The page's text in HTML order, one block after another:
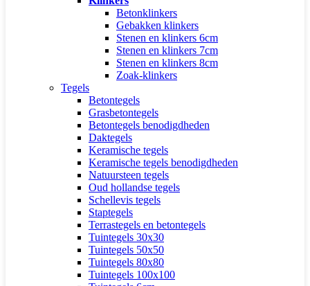
Betonklinkers
Gebakken klinkers
Stenen en klinkers 6cm
Stenen en klinkers 7cm
Stenen en klinkers 8cm
Zoak-klinkers
Tegels
Betontegels
Grasbetontegels
Betontegels benodigdheden
Daktegels
Keramische tegels
Keramische tegels benodigdheden
Natuursteen tegels
Oud hollandse tegels
Schellevis tegels
Staptegels
Terrastegels en betontegels
Tuintegels 30x30
Tuintegels 50x50
Tuintegels 80x80
Tuintegels 100x100